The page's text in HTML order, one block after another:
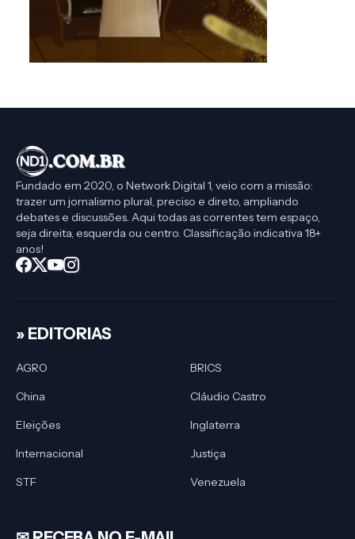
Fundado em 2020, o Network Digital 1, veio com a missão:
trazer um jornalismo plural, preciso e direto, ampliando
debates e discussões. Aqui todas as correntes tem espaço,
seja direita, esquerda ou centro. Classificação indicativa 18+
anos!
» EDITORIAS
AGRO
BRICS
China
Cláudio Castro
Eleições
Inglaterra
Internacional
Justiça
STF
Venezuela